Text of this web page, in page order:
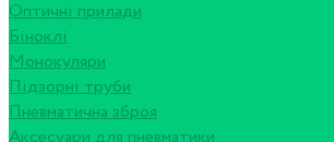
Оптичні прилади
Біноклі
Монокуляри
Підзорні труби
Пневматична зброя